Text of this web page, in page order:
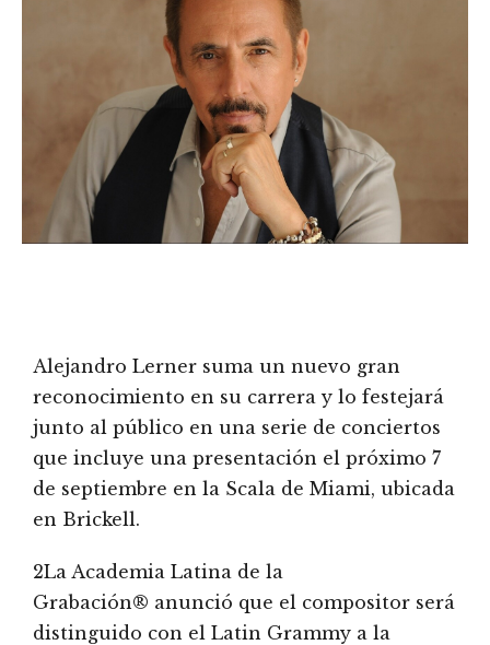
Alejandro Lerner suma un nuevo gran
reconocimiento en su carrera y lo festejará
junto al público en una serie de conciertos
que incluye una presentación el próximo 7
de septiembre en la Scala de Miami, ubicada
en Brickell.
2La Academia Latina de la
Grabación® anunció que el compositor será
distinguido con el Latin Grammy a la